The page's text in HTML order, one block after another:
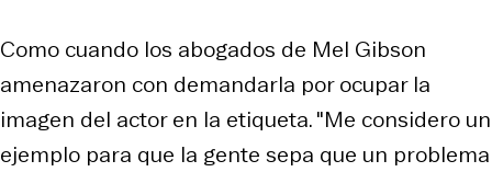
Como cuando los abogados de Mel Gibson
amenazaron con demandarla por ocupar la
imagen del actor en la etiqueta. "Me considero un
ejemplo para que la gente sepa que un problema